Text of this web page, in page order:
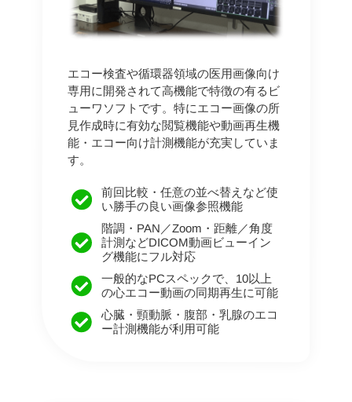
エコー検査や循環器領域の医用画像向け
専用に開発されて高機能で特徴の有るビ
ューワソフトです。特にエコー画像の所
見作成時に有効な閲覧機能や動画再生機
能・エコー向け計測機能が充実していま
す。
前回比較・任意の並べ替えなど使
い勝手の良い画像参照機能
階調・PAN／Zoom・距離／角度
計測などDICOM動画ビューイン
グ機能にフル対応
一般的なPCスペックで、10以上
の心エコー動画の同期再生に可能
心臓・頸動脈・腹部・乳腺のエコ
ー計測機能が利用可能